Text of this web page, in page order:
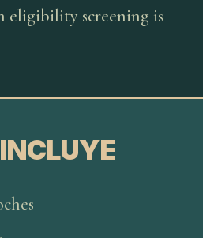
eligibility screening is